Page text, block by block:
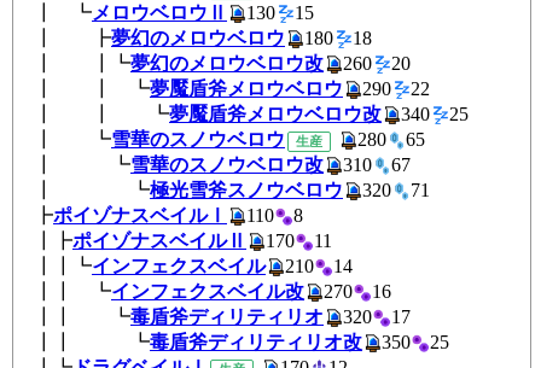
┃ ┗メロウベロウⅡ 130
15
┃ ┣夢幻のメロウベロウ 180
┃ ┃┗夢幻のメロウベロウ改 260
┃ ┃ ┗夢魘盾斧メロウベロウ 290
┃ ┃ ┗夢魘盾斧メロウベロウ改 340
┃ ┗雪華のスノウベロウ 生産 280
┃ ┗雪華のスノウベロウ改 310
┃ ┗極光雪斧スノウベロウ 320
┣ポイゾナスベイルⅠ 110
8
┃┣ポイゾナスベイルⅡ 170
┃┃┗インフェクスベイル 210
┃┃ ┗インフェクスベイル改 270
┃┃ ┗毒盾斧ディリティリオ 320
┃┃ ┗毒盾斧ディリティリオ改 350